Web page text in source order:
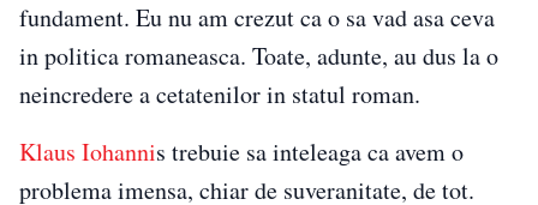
fundament. Eu nu am crezut ca o sa vad asa ceva
in politica romaneasca. Toate, adunte, au dus la o
neincredere a cetatenilor in statul roman.
Klaus Iohannis trebuie sa inteleaga ca avem o
problema imensa, chiar de suveranitate, de tot.